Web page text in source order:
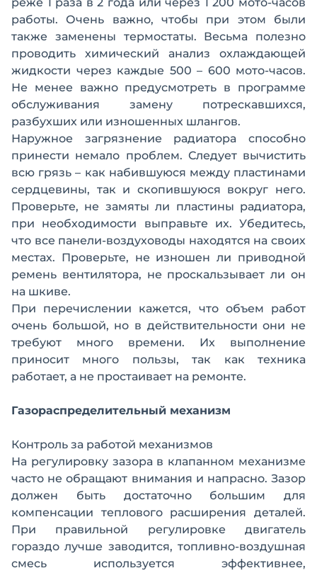
работы. Очень важно, чтобы при этом были
также заменены термостаты. Весьма полезно
проводить химический анализ охлаждающей
жидкости через каждые 500 – 600 мото-часов.
Не менее важно предусмотреть в программе
обслуживания замену потрескавшихся,
разбухших или изношенных шлангов.
Наружное загрязнение радиатора способно
принести немало проблем. Следует вычистить
всю грязь – как набившуюся между пластинами
сердцевины, так и скопившуюся вокруг него.
Проверьте, не замяты ли пластины радиатора,
при необходимости выправьте их. Убедитесь,
что все панели-воздуховоды находятся на своих
местах. Проверьте, не изношен ли приводной
ремень вентилятора, не проскальзывает ли он
на шкиве.
При перечислении кажется, что объем работ
очень большой, но в действительности они не
требуют много времени. Их выполнение
приносит много пользы, так как техника
работает, а не простаивает на ремонте.
Газораспределительный механизм
Контроль за работой механизмов
На регулировку зазора в клапанном механизме
часто не обращают внимания и напрасно. Зазор
должен быть достаточно большим для
компенсации теплового расширения деталей.
При правильной регулировке двигатель
гораздо лучше заводится, топливно-воздушная
смесь используется эффективнее,